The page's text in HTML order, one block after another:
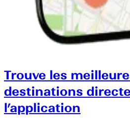
Trouve les
destinations
l’application